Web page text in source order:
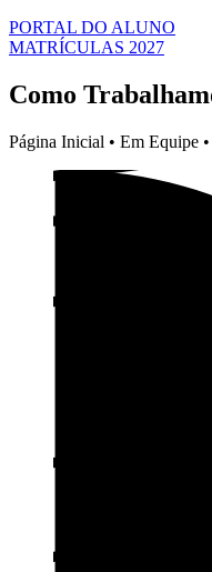
PORTAL DO ALUNO
MATRÍCULAS 2027
Como
Página Inicial • Em Equipe